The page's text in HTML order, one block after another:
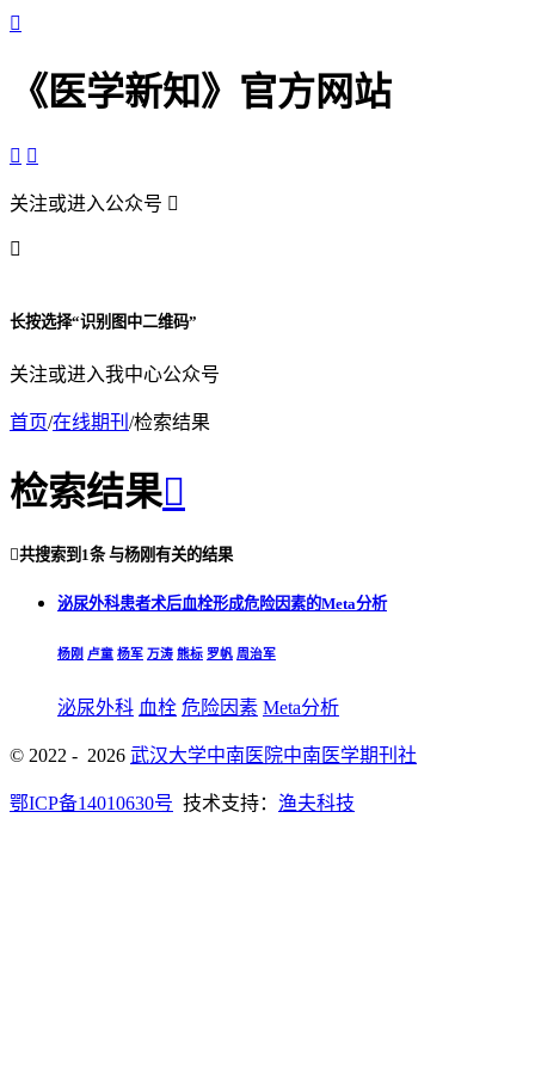

《医学新知》官方网站
 
关注或进入公众号 

长按选择“识别图中二维码”
关注或进入我中心公众号
首页/在线期刊 /检索结果
检索结果
共搜索到 1条与杨刚有关的结果
泌尿外科患者术后血栓形成危险因素的Meta分析
杨刚 卢童 杨军 万涛 熊标 罗帆 周治军
泌尿外科 血栓 危险因素 Meta分析
© 2022 - 2026 武汉大学中南医院中南医学期刊社
鄂ICP备14010630号 技术支持： 渔夫科技